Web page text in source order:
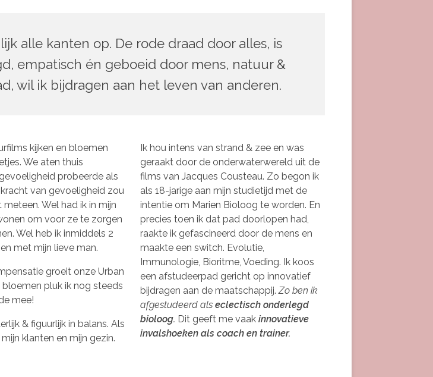
alle kanten op. De rode draad door alles, is
empatisch én geboeid door mens, natuur &
wil ik bijdragen aan het leven van anderen.
kijken en bloemen
We aten thuis
probeerde als
van gevoeligheid zou
Wel had ik in mijn
om voor ze te zorgen
Wel heb ik inmiddels 2
met mijn lieve man.
groeit onze Urban
pluk ik nog steeds
mee!
& figuurlijk in balans. Als
klanten en mijn gezin.
Ik hou intens van strand & zee en was
geraakt door de onderwaterwereld uit de
films van Jacques Cousteau. Zo begon ik
als 18-jarige aan mijn studietijd met de
intentie om Marien Bioloog te worden. En
precies toen ik dat pad doorlopen had,
raakte ik gefascineerd door de mens en
maakte een switch. Evolutie,
Immunologie, Bioritme, Voeding. Ik koos
een afstudeerpad gericht op innovatief
bijdragen aan de maatschappij. Zo ben ik
afgestudeerd als eclectisch onderlegd
bioloog. Dit geeft me vaak innovatieve
invalshoeken als coach en trainer.